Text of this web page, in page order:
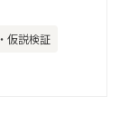
仮説検証